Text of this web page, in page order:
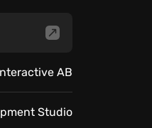
AB
Studio